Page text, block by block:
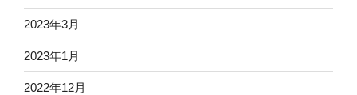
2023年3月
2023年1月
2022年12月